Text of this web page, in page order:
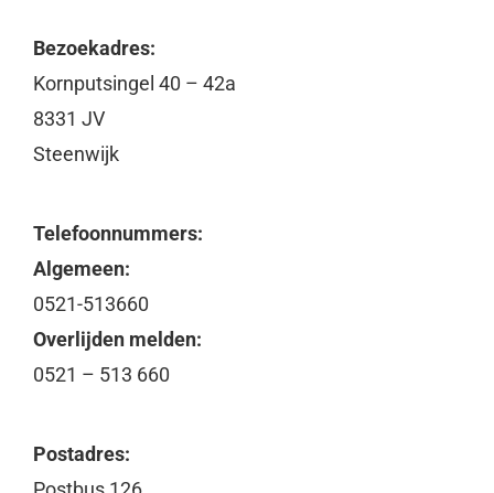
Bezoekadres:
Kornputsingel 40 – 42a
8331 JV
Steenwijk
Telefoonnummers:
Algemeen:
0521-513660
Overlijden melden:
0521 – 513 660
Postadres: